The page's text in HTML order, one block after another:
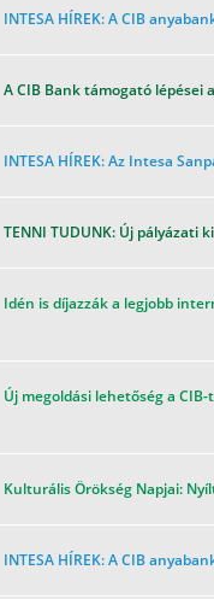
INTESA HÍREK: A CIB
A CIB Bank támogató
INTESA HÍREK: Az Intesa
TENNI TUDUNK: Új pályázati
Idén is díjazzák a legjobb
Új megoldási lehetőség a
Kulturális Örökség Napjai:
INTESA HÍREK: A CIB